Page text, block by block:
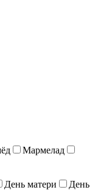
Мармелад
День матери
День